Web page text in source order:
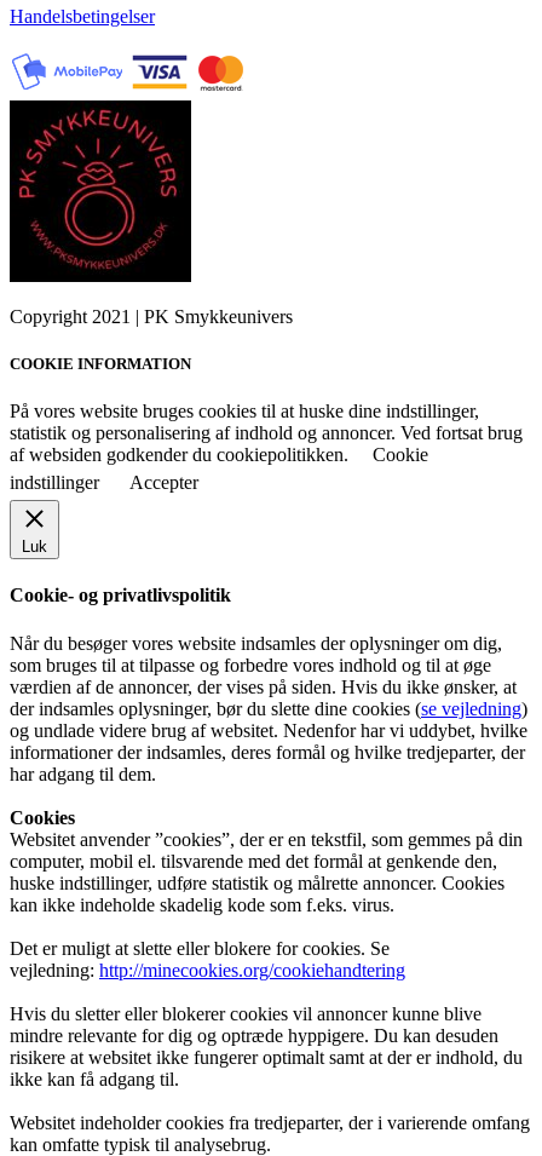
Handelsbetingelser
Copyright 2021 | PK Smykkeunivers
COOKIE INFORMATION
På vores website bruges cookies til at huske dine indstillinger,
statistik og personalisering af indhold og annoncer. Ved fortsat brug
af websiden godkender du cookiepolitikken.
Cookie
indstillinger
Accepter
Luk
Cookie- og privatlivspolitik
Når du besøger vores website indsamles der oplysninger om dig,
som bruges til at tilpasse og forbedre vores indhold og til at øge
værdien af de annoncer, der vises på siden. Hvis du ikke ønsker, at
der indsamles oplysninger, bør du slette dine cookies (se vejledning)
og undlade videre brug af websitet. Nedenfor har vi uddybet, hvilke
informationer der indsamles, deres formål og hvilke tredjeparter, der
har adgang til dem.
Cookies
Websitet anvender ”cookies”, der er en tekstfil, som gemmes på din
computer, mobil el. tilsvarende med det formål at genkende den,
huske indstillinger, udføre statistik og målrette annoncer. Cookies
kan ikke indeholde skadelig kode som f.eks. virus.
Det er muligt at slette eller blokere for cookies. Se
vejledning: http://minecookies.org/cookiehandtering
Hvis du sletter eller blokerer cookies vil annoncer kunne blive
mindre relevante for dig og optræde hyppigere. Du kan desuden
risikere at websitet ikke fungerer optimalt samt at der er indhold, du
ikke kan få adgang til.
Websitet indeholder cookies fra tredjeparter, der i varierende omfang
kan omfatte typisk til analysebrug.